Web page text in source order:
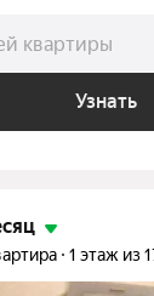
квартиры
Узнать
1 этаж из